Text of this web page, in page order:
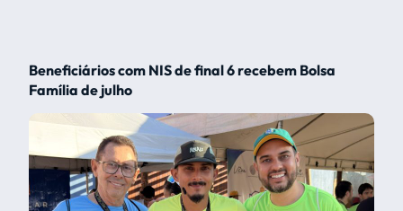
Beneficiários com NIS de final 6 recebem Bolsa
Família de julho